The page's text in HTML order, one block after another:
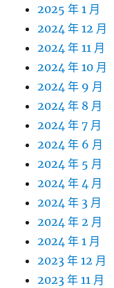
2025 年 1 月
2024 年 12 月
2024 年 11 月
2024 年 10 月
2024 年 9 月
2024 年 8 月
2024 年 7 月
2024 年 6 月
2024 年 5 月
2024 年 4 月
2024 年 3 月
2024 年 2 月
2024 年 1 月
2023 年 12 月
2023 年 11 月